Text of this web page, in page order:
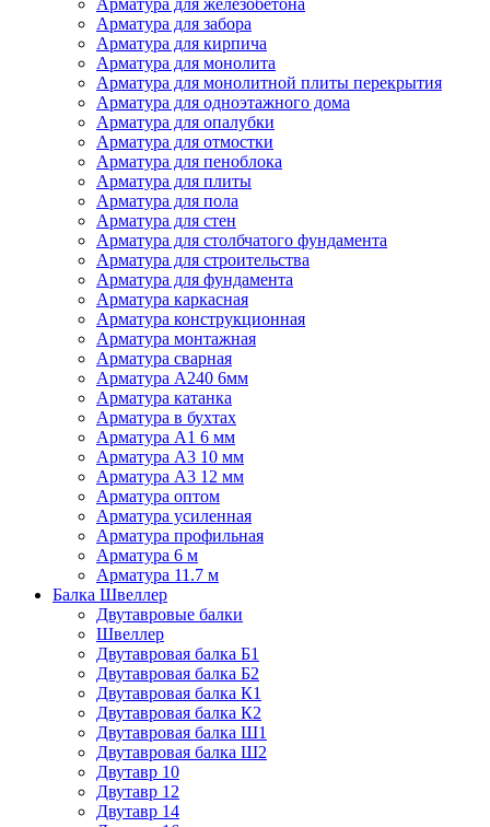
Арматура для железобетона
Арматура для забора
Арматура для кирпича
Арматура для монолита
Арматура для монолитной плиты перекрытия
Арматура для одноэтажного дома
Арматура для опалубки
Арматура для отмостки
Арматура для пеноблока
Арматура для плиты
Арматура для пола
Арматура для стен
Арматура для столбчатого фундамента
Арматура для строительства
Арматура для фундамента
Арматура каркасная
Арматура конструкционная
Арматура монтажная
Арматура сварная
Арматура А240 6мм
Арматура катанка
Арматура в бухтах
Арматура А1 6 мм
Арматура А3 10 мм
Арматура А3 12 мм
Арматура оптом
Арматура усиленная
Арматура профильная
Арматура 6 м
Арматура 11.7 м
Балка Швеллер
Двутавровые балки
Швеллер
Двутавровая балка Б1
Двутавровая балка Б2
Двутавровая балка К1
Двутавровая балка К2
Двутавровая балка Ш1
Двутавровая балка Ш2
Двутавр 10
Двутавр 12
Двутавр 14